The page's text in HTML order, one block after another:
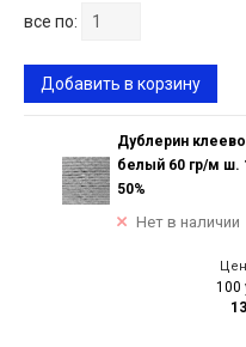
все по:
Добавить в корзину
Дублерин
белый 60 гр/м ш.
50%
Нет в наличии
100